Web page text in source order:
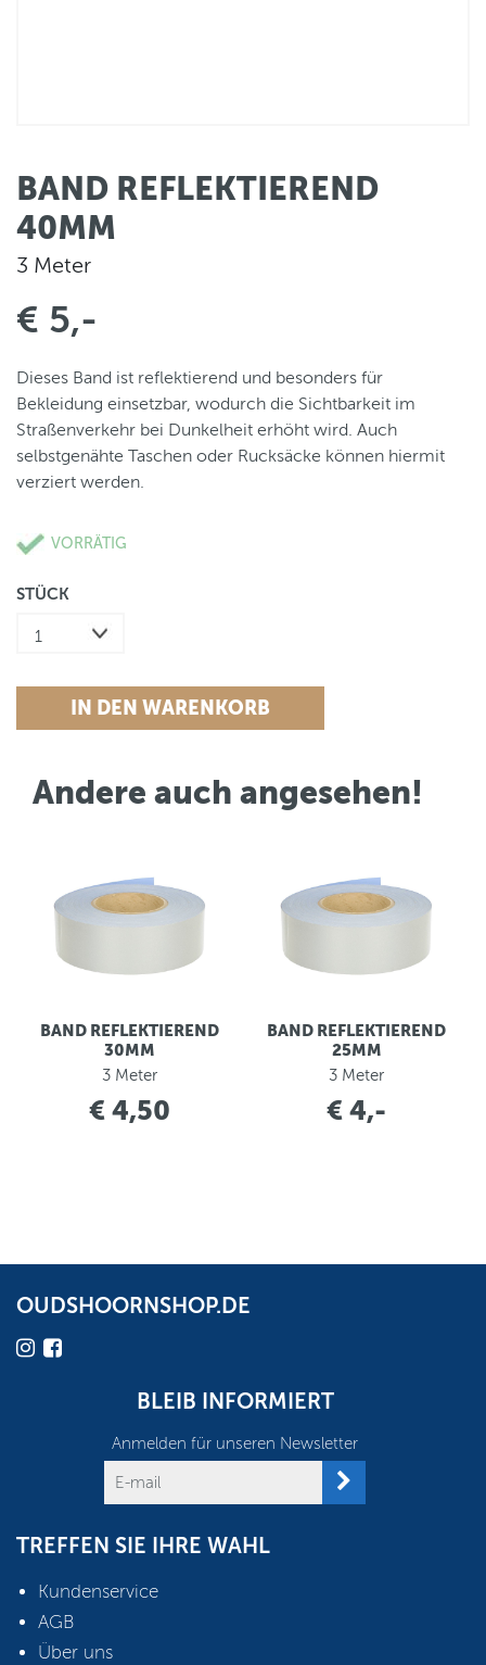
BAND REFLEKTIEREND
40MM
3 Meter
€ 5,-
Dieses Band ist reflektierend und besonders für
Bekleidung einsetzbar, wodurch die Sichtbarkeit im
Straßenverkehr bei Dunkelheit erhöht wird. Auch
selbstgenähte Taschen oder Rucksäcke können hiermit
verziert werden.
VORRÄTIG
STÜCK
Andere auch angesehen!
BAND REFLEKTIEREND
30MM
3 Meter
€ 4,50
BAND REFLEKTIEREND
25MM
3 Meter
€ 4,-
OUDSHOORNSHOP.DE
BLEIB INFORMIERT
Anmelden für unseren Newsletter
TREFFEN SIE IHRE WAHL
Kundenservice
AGB
Über uns